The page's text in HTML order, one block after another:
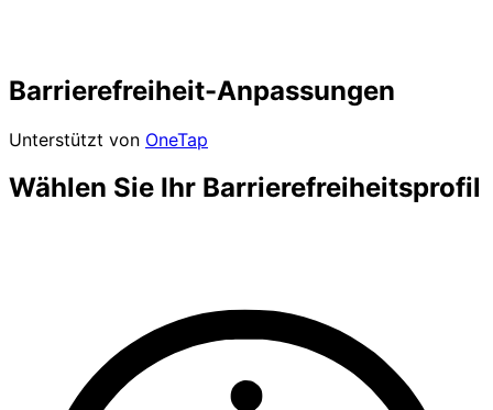
Barrierefreiheit-Anpassungen
Unterstützt von OneTap
Wählen Sie Ihr Barrierefreiheitsprofil